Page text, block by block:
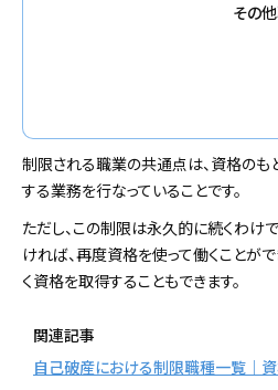
その
制限される職業の共通点は、資格のも
する業務を行なっていることです。
ただし、この制限は永久的に続くわけ
ければ、再度資格を使って働くことが
く資格を取得することもできます。
関連記事
自己破産における制限職種一覧｜